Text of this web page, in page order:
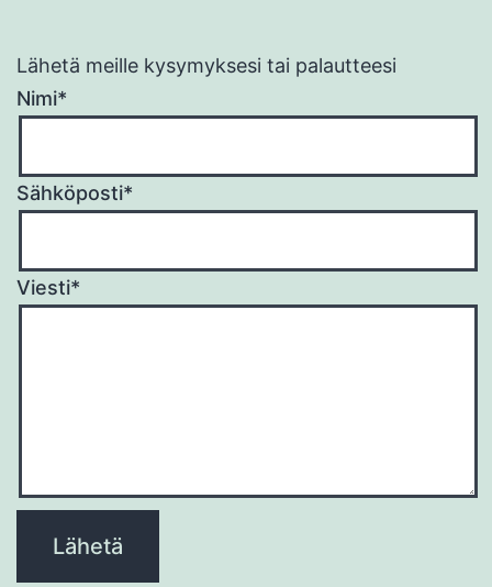
Lähetä meille kysymyksesi tai palautteesi
Nimi*
Sähköposti*
Viesti*
leave